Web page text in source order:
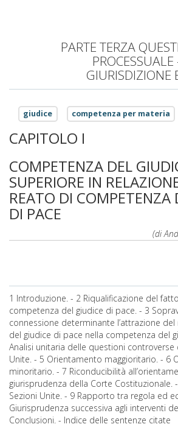
PARTE TERZA
GIURISDIZIONE
giudice competenza per materia
CAPITOLO I
COMPETENZA DEL
SUPERIORE IN
REATO DI COMPETENZA
DI PACE
(di
1 Introduzione. - 2 Riqualificazione del
competenza del giudice di pace. - 3
connessione determinante l’attrazione
del giudice di pace nella competenza del
Analisi unitaria delle questioni controverse
Unite. - 5 Orientamento maggioritario. - 6
minoritario. - 7 Riconducibilità
giurisprudenza della Corte Costituzionale.
Sezioni Unite. - 9 Rapporto tra regola ed
Giurisprudenza successiva agli interventi
Conclusioni. - Indice delle sentenze citate